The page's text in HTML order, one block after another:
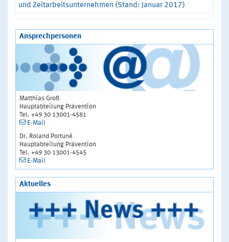
und Zeitarbeitsunternehmen (Stand: Januar 2017)
Ansprechpersonen
Matthias Groß
Hauptabteilung Prävention
Tel. +49 30 13001-4581
E-Mail
Dr. Roland Portuné
Hauptabteilung Prävention
Tel. +49 30 13001-4545
E-Mail
Aktuelles